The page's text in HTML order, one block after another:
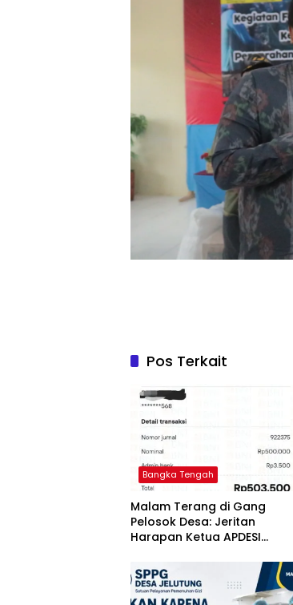
Pos Terkait
Bangka Tengah
Malam Terang di Gang
Pelosok Desa: Jeritan
Harapan Ketua APDESI
Babel